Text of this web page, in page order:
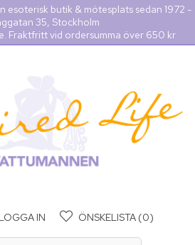
esoterisk butik & mötesplats sedan 1972 -
35, Stockholm
Fraktfritt vid ordersumma över 650 kr
LOGGA IN ÖNSKELISTA (0)